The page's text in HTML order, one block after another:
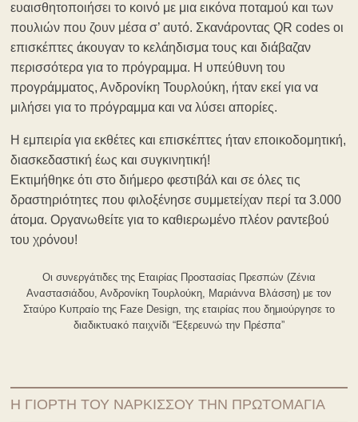
ευαισθητοποιήσει το κοινό με μια εικόνα ποταμού και των
πουλιών που ζουν μέσα σ’ αυτό. Σκανάροντας QR codes οι
επισκέπτες άκουγαν το κελάηδισμα τους και διάβαζαν
περισσότερα για το πρόγραμμα. Η υπεύθυνη του
προγράμματος, Ανδρονίκη Τουρλούκη, ήταν εκεί για να
μιλήσει για το πρόγραμμα και να λύσει απορίες.
Η εμπειρία για εκθέτες και επισκέπτες ήταν εποικοδομητική,
διασκεδαστική έως και συγκινητική!
Εκτιμήθηκε ότι στο διήμερο φεστιβάλ και σε όλες τις
δραστηριότητες που φιλοξένησε συμμετείχαν περί τα 3.000
άτομα. Οργανωθείτε για το καθιερωμένο πλέον ραντεβού
του χρόνου!
Οι συνεργάτιδες της Εταιρίας Προστασίας Πρεσπών (Ζένια
Αναστασιάδου, Ανδρονίκη Τουρλούκη, Μαριάννα Βλάσση) με τον
Σταύρο Κυπραίο της Faze Design, της εταιρίας που δημιούργησε το
διαδικτυακό παιχνίδι “Εξερευνώ την Πρέσπα”
Η ΓΙΟΡΤΉ ΤΟΥ ΝΆΡΚΙΣΣΟΥ ΤΗΝ ΠΡΩΤΟΜΑΓΙΆ